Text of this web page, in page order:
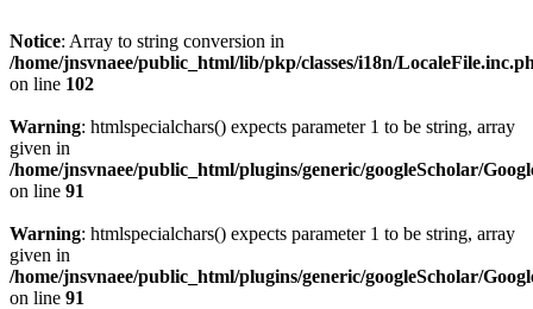
Notice: Array to string conversion in
/home/jnsvnaee/public_html/lib/pkp/classes/i18n/
on line 102
Warning: htmlspecialchars() expects parameter 1 to be string, array
given in
/home/jnsvnaee/public_html/plugins/generic/googleScholar/
on line 91
Warning: htmlspecialchars() expects parameter 1 to be string, array
given in
/home/jnsvnaee/public_html/plugins/generic/googleScholar/
on line 91